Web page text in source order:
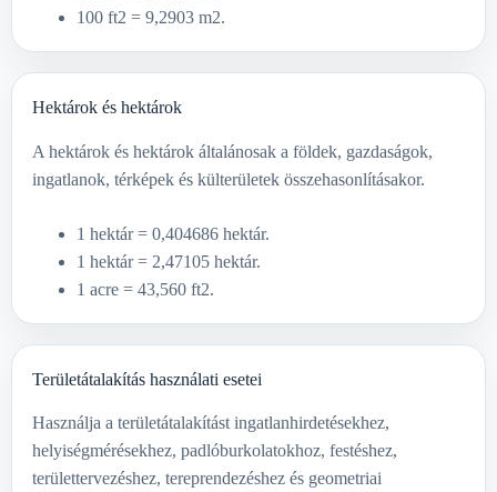
100 ft2 = 9,2903 m2.
Hektárok és hektárok
A hektárok és hektárok általánosak a földek, gazdaságok,
ingatlanok, térképek és külterületek összehasonlításakor.
1 hektár = 0,404686 hektár.
1 hektár = 2,47105 hektár.
1 acre = 43,560 ft2.
Területátalakítás használati esetei
Használja a területátalakítást ingatlanhirdetésekhez,
helyiségmérésekhez, padlóburkolatokhoz, festéshez,
területtervezéshez, tereprendezéshez és geometriai